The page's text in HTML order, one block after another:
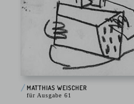
MATTHIAS WEISCHER
für Ausgabe 61